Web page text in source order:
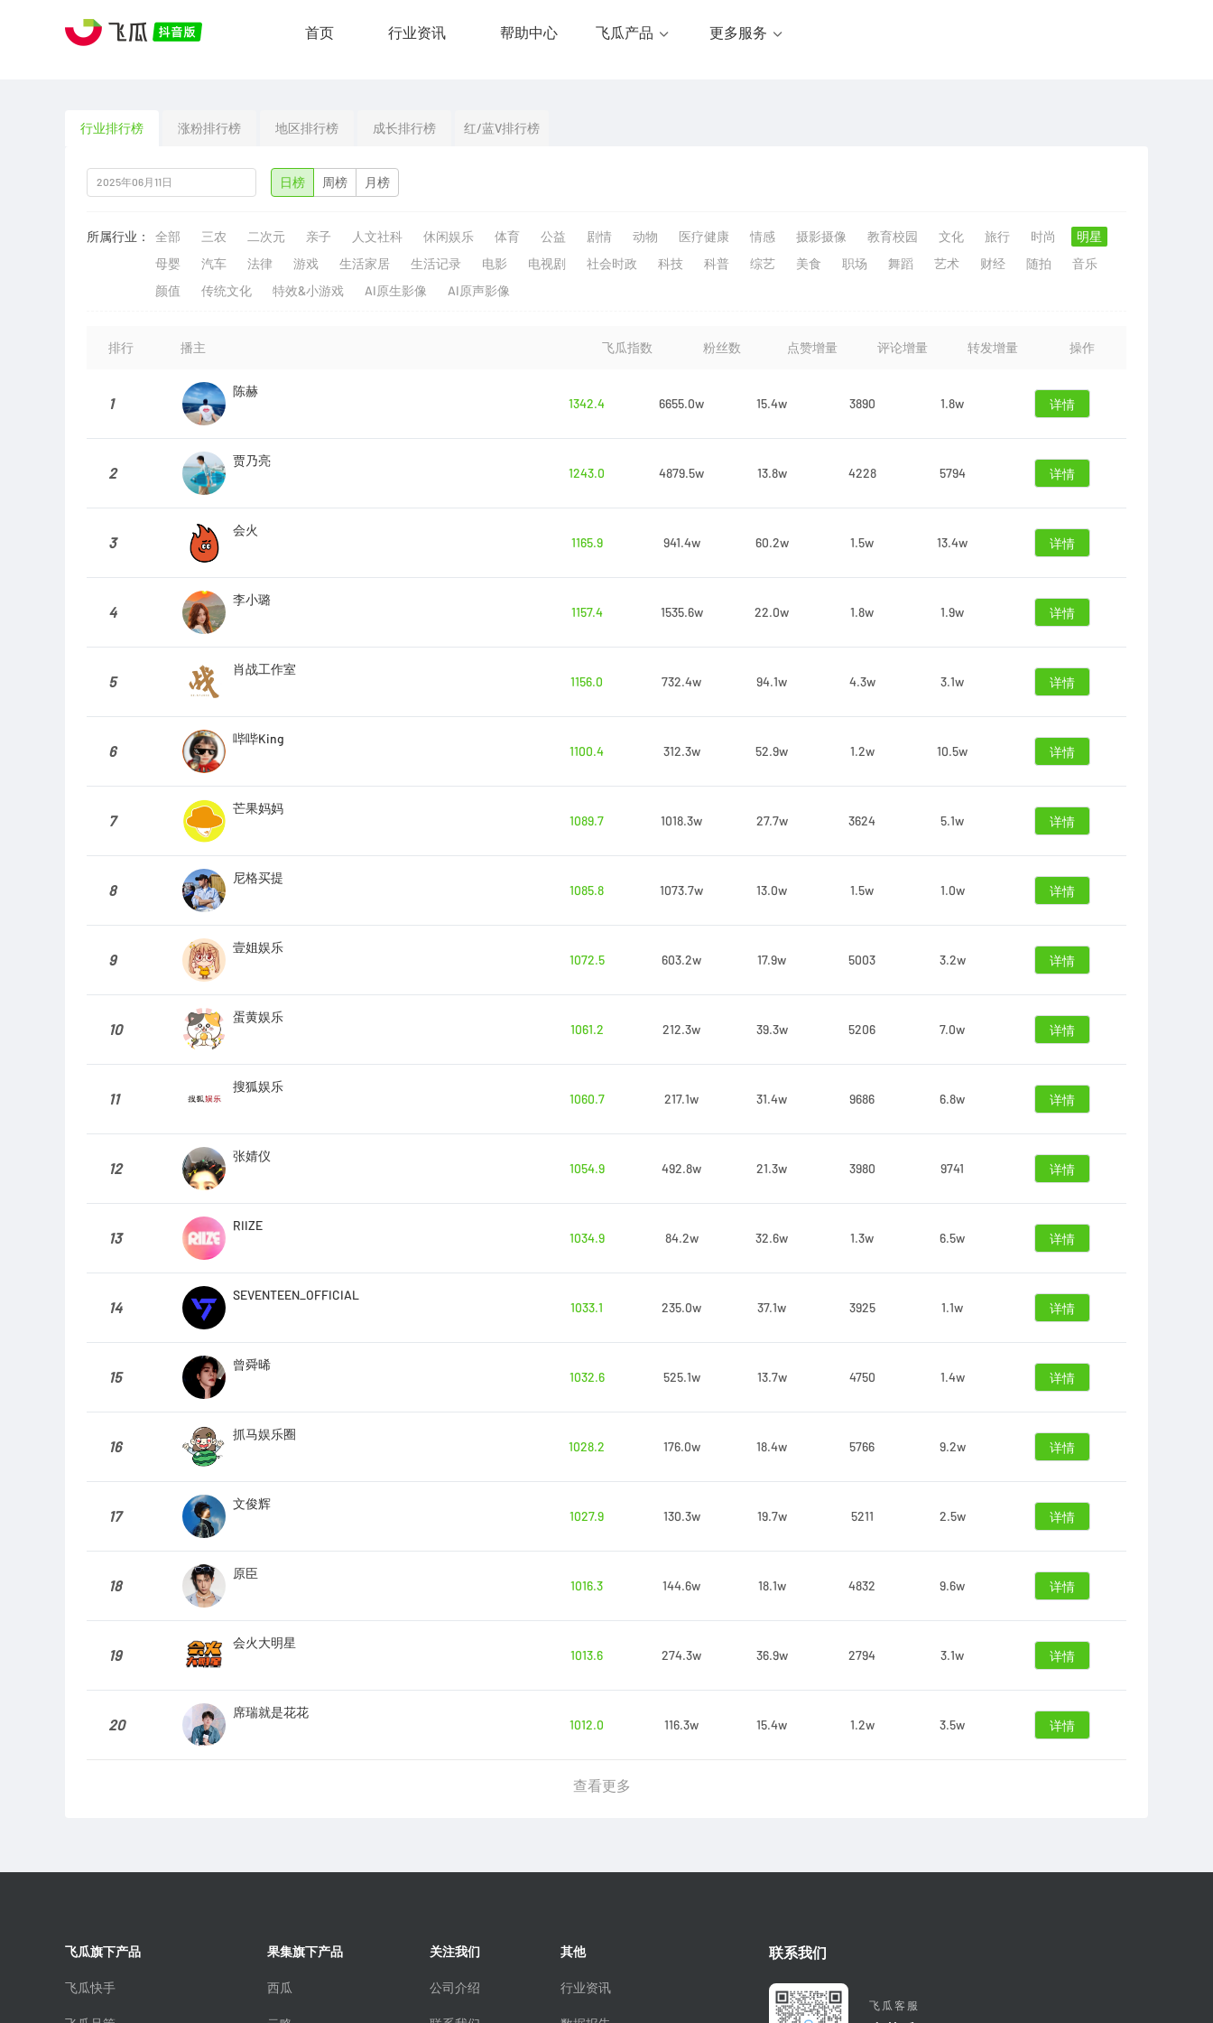
首页 行业资讯 帮助中心 飞瓜产品 更多服务
行业排行榜 涨粉排行榜 地区排行榜 成长排行榜 红/蓝V排行榜
日榜 周榜 月榜
所属行业： 全部 三农 二次元 亲子 人文社科 休闲娱乐 体育 公益 剧情 动物 医疗健康 情感 摄影摄像 教育校园 文化 旅行 时尚
明星
母婴
汽车 法律 游戏 生活家居 生活记录 电影 电视剧 社会时政 科技 科普 综艺 美食 职场 舞蹈 艺术 财经 随拍
音乐
颜值
传统文化 特效&小游戏 AI原生影像 AI原声影像
排行 播主 飞瓜指数 粉丝数 点赞增量 评论增量 转发增量 操作
1
陈赫
1342.4
6655.0w 15.4w 3890 1.8w 详情
2
贾乃亮
1243.0
4879.5w 13.8w 4228 5794 详情
3
会火
1165.9
941.4w 60.2w 1.5w 13.4w 详情
4
李小璐
1157.4
1535.6w 22.0w 1.8w 1.9w 详情
5
肖战工作室
1156.0
732.4w 94.1w 4.3w 3.1w 详情
6
哔哔King
1100.4
312.3w 52.9w 1.2w 10.5w 详情
7
芒果妈妈
1089.7
1018.3w 27.7w 3624 5.1w 详情
8
尼格买提
1085.8
1073.7w 13.0w 1.5w 1.0w 详情
9
壹姐娱乐
1072.5
603.2w 17.9w 5003 3.2w 详情
10
蛋黄娱乐
1061.2
212.3w 39.3w 5206 7.0w 详情
11
搜狐娱乐
1060.7
217.1w 31.4w 9686 6.8w 详情
12
张婧仪
1054.9
492.8w 21.3w 3980 9741 详情
13
RIIZE
1034.9
84.2w 32.6w 1.3w 6.5w 详情
14
SEVENTEEN_OFFICIAL
1033.1
235.0w 37.1w 3925 1.1w 详情
15
曾舜晞
1032.6
525.1w 13.7w 4750 1.4w 详情
16
抓马娱乐圈
1028.2
176.0w 18.4w 5766 9.2w 详情
17
文俊辉
1027.9
130.3w 19.7w 5211 2.5w 详情
18
原臣
1016.3
144.6w 18.1w 4832 9.6w 详情
19
会火大明星
1013.6
274.3w 36.9w 2794 3.1w 详情
20
席瑞就是花花
1012.0
116.3w 15.4w 1.2w 3.5w 详情
查看更多
飞瓜旗下产品
飞瓜快手
果集旗下产品
西瓜
关注我们
公司介绍
其他
行业资讯
联系我们
飞瓜客服